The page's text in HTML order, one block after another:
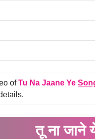
ofTu Na Jaane Ye
तू ना